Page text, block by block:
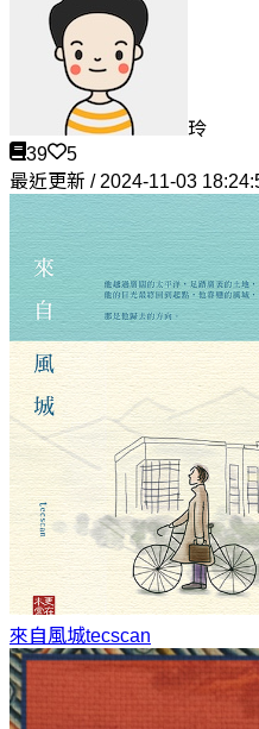
玲
39
5
最近更新 / 2024-11-03
來自風城tecscan